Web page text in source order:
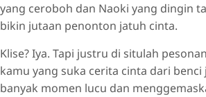
yang ceroboh dan Naoki yang dingin
bikin jutaan penonton jatuh cinta.
Klise? Iya. Tapi justru di situlah
kamu yang suka cerita cinta dari benci
banyak momen lucu dan